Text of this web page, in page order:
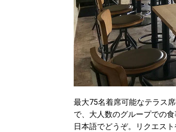
最大75名着席可能なテラス
で、大人数のグループでの
日本語でどうぞ。リクエスト